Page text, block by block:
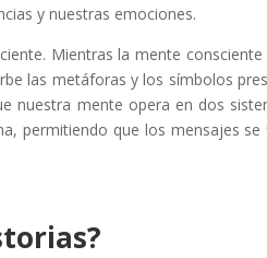
y nuestras emociones.
Mientras la mente consciente
las metáforas y los símbolos
nuestra mente opera en dos
permitiendo que los mensajes se